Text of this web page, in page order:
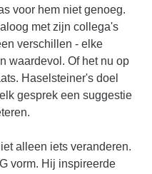
voor hem niet genoeg.
met zijn collega's
verschillen - elke
waardevol. Of het nu op
Haselsteiner's doel
gesprek een suggestie
alleen iets veranderen.
vorm. Hij inspireerde